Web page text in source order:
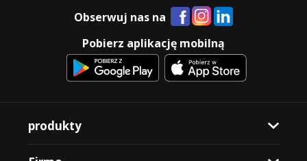
Obserwuj nas na
Pobierz aplikację mobilną
produkty